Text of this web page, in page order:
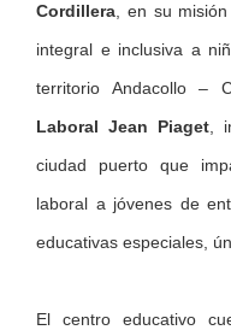
Cordillera , en su
integral e inclusiva a
territorio Andacollo –
Laboral Jean Piaget,
ciudad puerto que
laboral a jóvenes de
educativas especiales,
El centro educativo